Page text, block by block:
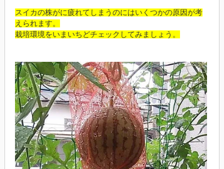
スイカの株がに疲れてしまうのにはいくつかの原因が考
えられます。
栽培環境をいまいちどチェックしてみましょう。